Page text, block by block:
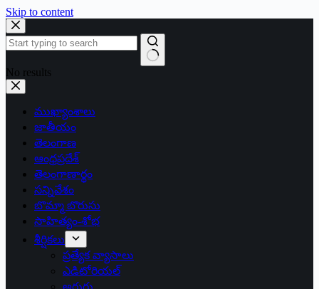
Skip to content
No results
ముఖ్యాంశాలు
జాతీయం
తెలంగాణ
ఆంధ్రప్రదేశ్
తెలంగాణార్థం
సన్నివేశం
బొమ్మా బొరుసు
సాహిత్యం-శోభ
శీర్షికలు
ప్రత్యేక వ్యాసాలు
ఎడిటోరియల్
అరుగు